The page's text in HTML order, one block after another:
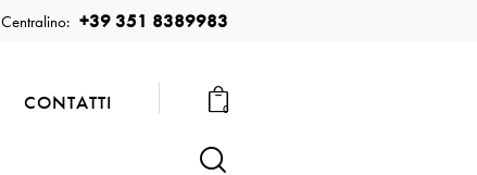
Centralino: +39 351 8389983
CONTATTI 0